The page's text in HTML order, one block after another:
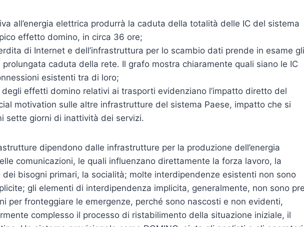
all’energia elettrica produrrà la caduta della totalità delle IC del sistema
effetto domino, in circa 36 ore;
di Internet e dell’infrastruttura per lo scambio dati prende in esame gli
caduta della rete. Il grafo mostra chiaramente quali siano le IC
esistenti tra di loro;
effetti domino relativi ai trasporti evidenziano l’impatto diretto del
motivation sulle altre infrastrutture del sistema Paese, impatto che si
sette giorni di inattività dei servizi.
dipendono dalle infrastrutture per la produzione dell’energia
comunicazioni, le quali influenzano direttamente la forza lavoro, la
bisogni primari, la socialità; molte interdipendenze esistenti non sono
gli elementi di interdipendenza implicita, generalmente, non sono
per fronteggiare le emergenze, perché sono nascosti e non evidenti,
complesso il processo di ristabilimento della situazione iniziale, il